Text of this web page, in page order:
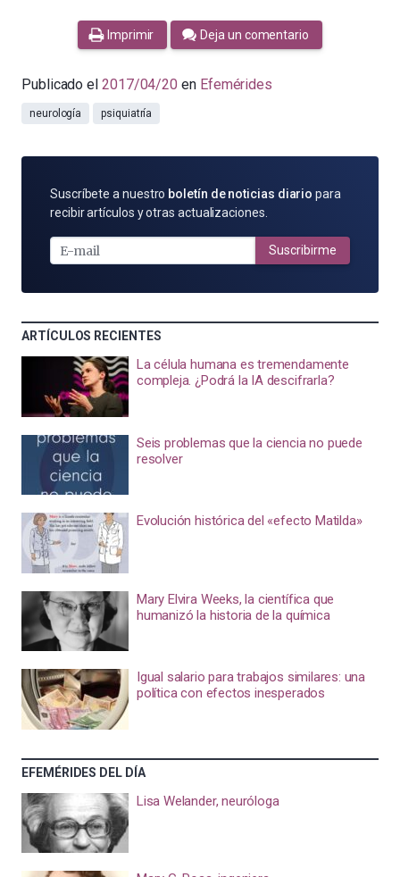
Imprimir Deja un comentario
Publicado el 2017/04/20 en Efemérides
neurología psiquiatría
SUSCRÍBETE
POR
MAIL
Suscríbete a nuestro boletín de noticias diario para
recibir artículos y otras actualizaciones.
Suscribirme
ARTÍCULOS RECIENTES
La célula humana es tremendamente
compleja. ¿Podrá la IA descifrarla?
Seis problemas que la ciencia no puede
resolver
Evolución histórica del «efecto Matilda»
Mary Elvira Weeks, la científica que
humanizó la historia de la química
Igual salario para trabajos similares: una
política con efectos inesperados
EFEMÉRIDES DEL DÍA
Lisa Welander, neuróloga